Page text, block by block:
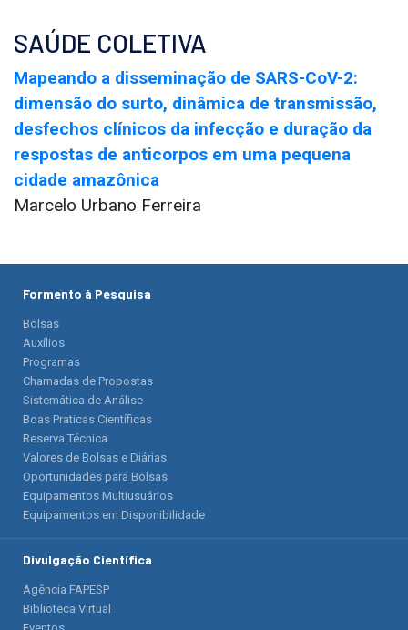
SAÚDE COLETIVA
Mapeando a disseminação de SARS-CoV-2:
dimensão do surto, dinâmica de transmissão,
desfechos clínicos da infecção e duração da
respostas de anticorpos em uma pequena
cidade amazônica
Marcelo Urbano Ferreira
Formento à Pesquisa
Bolsas
Auxílios
Programas
Chamadas de Propostas
Sistemática de Análise
Boas Praticas Científicas
Reserva Técnica
Valores de Bolsas e Diárias
Oportunidades para Bolsas
Equipamentos Multiusuários
Equipamentos em Disponibilidade
Divulgação Científica
Agência FAPESP
Biblioteca Virtual